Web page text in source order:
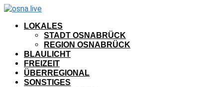
LOKALES
STADT OSNABRÜCK
REGION OSNABRÜCK
BLAULICHT
FREIZEIT
ÜBERREGIONAL
SONSTIGES